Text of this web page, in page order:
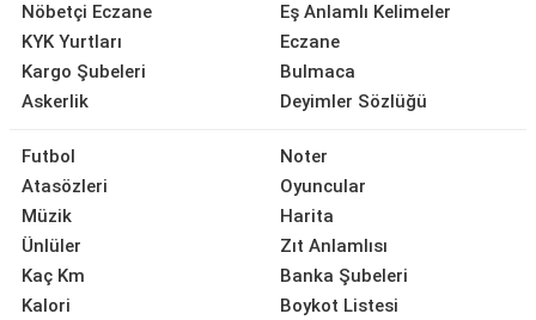
Nöbetçi Eczane
KYK Yurtları
Kargo Şubeleri
Askerlik
Eş Anlamlı Kelimeler
Eczane
Bulmaca
Deyimler Sözlüğü
Futbol
Atasözleri
Müzik
Ünlüler
Kaç Km
Kalori
Noter
Oyuncular
Harita
Zıt Anlamlısı
Banka Şubeleri
Boykot Listesi